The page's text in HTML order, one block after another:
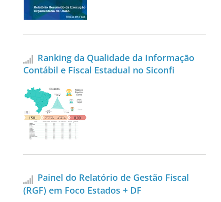
Ranking da Qualidade da Informação
Contábil e Fiscal Estadual no Siconfi
Painel do Relatório de Gestão Fiscal
(RGF) em Foco Estados + DF